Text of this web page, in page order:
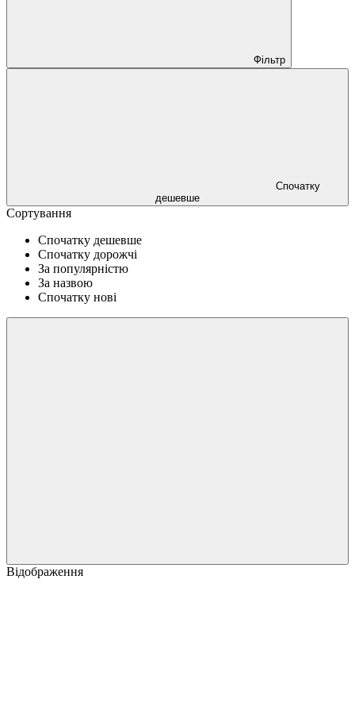
Фільтр
Спочатку
дешевше
Сортування
Спочатку дешевше
Спочатку дорожчі
За популярністю
За назвою
Спочатку нові
Відображення